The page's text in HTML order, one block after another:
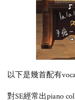
以下是幾首配有
對SE經常出piano